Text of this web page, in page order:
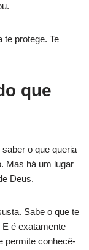
te protege. Te
que
o que queria
Mas há um lugar
Deus.
Sabe o que te
é exatamente
permite conhecê-